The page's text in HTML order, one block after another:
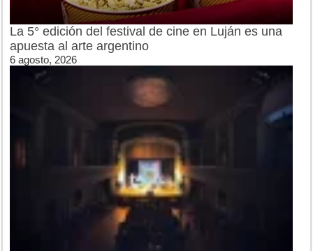
La 5° edición del festival de cine en Luján es una
apuesta al arte argentino
6 agosto, 2026